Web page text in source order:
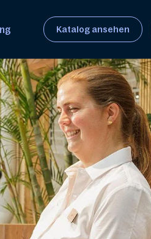
Katalog ansehen